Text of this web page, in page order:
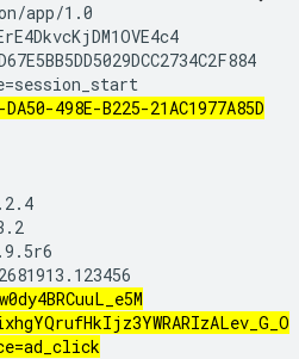
app/1.0
498E-B225-21AC1977A85D